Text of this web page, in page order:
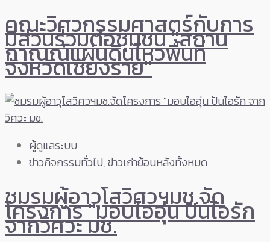
คณะวิศวกรรมศาสตร์กับการ
มีส่วนร่วมต่อชุมชน "สถาน
กาณณ์แผ่นดินไหวพื้นที่
จังหวัดเชียงราย"
ผู้ดูแลระบบ
ข่าวกิจกรรมทั่วไป,ข่าวเก่าย้อนหลังทั้งหมด
ชมรมผู้อาวุโสวิศวฯมช.จัด
โครงการ "มอบไออุ่น ปันไอรัก
จากวิศวะ มช.